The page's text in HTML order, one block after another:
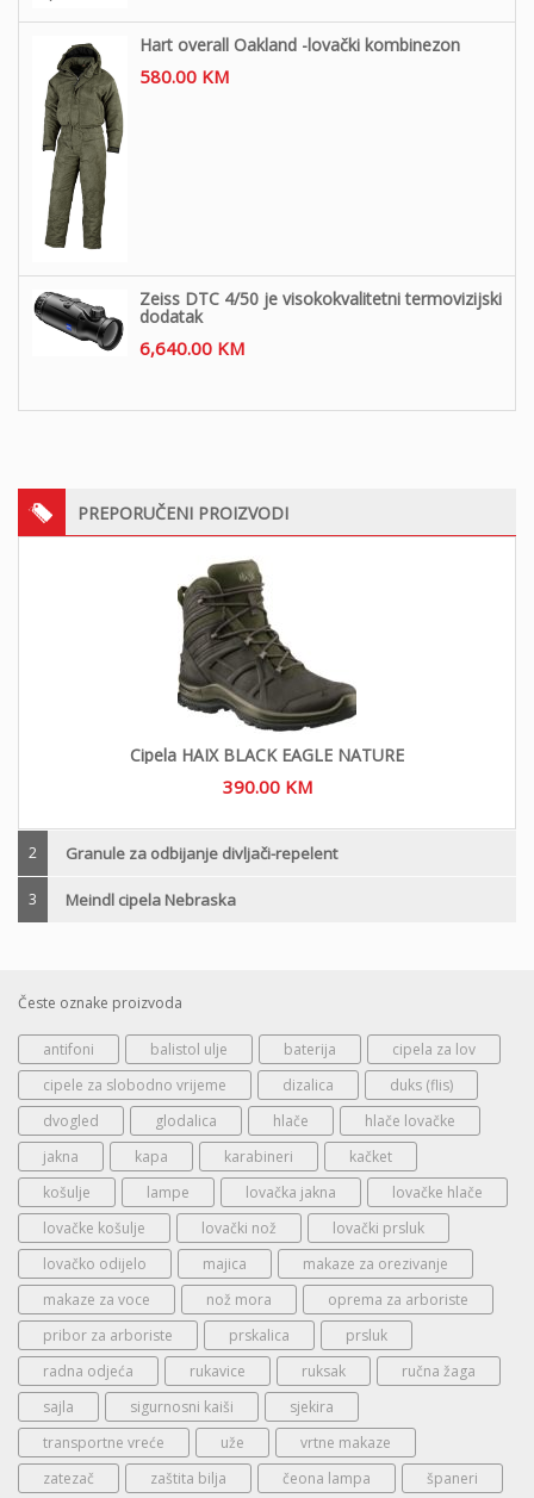
Hart overall Oakland -lovački kombinezon
580.00 KM
Zeiss DTC 4/50 je visokokvalitetni termovizijski
dodatak
6,640.00 KM
PREPORUČENI PROIZVODI
Cipela HAIX BLACK EAGLE NATURE
390.00 KM
2 Granule za odbijanje divljači-repelent
3 Meindl cipela Nebraska
Česte oznake proizvoda
antifoni balistol ulje baterija
cipela za lov
cipele za slobodno vrijeme
dizalica
duks (flis)
dvogled
glodalica hlače
hlače lovačke
jakna
kapa karabineri
kačket
košulje
lampe lovačka jakna
lovačke hlače
lovačke košulje
lovački nož
lovački prsluk
lovačko odijelo
majica
makaze za orezivanje
makaze za voce
nož mora
oprema za arboriste
pribor za arboriste
prskalica
prsluk
radna odjeća
rukavice ruksak
ručna žaga
sajla
sigurnosni kaiši
sjekira
transportne vreće
uže
vrtne makaze
zatezač
zaštita bilja čeona lampa španeri